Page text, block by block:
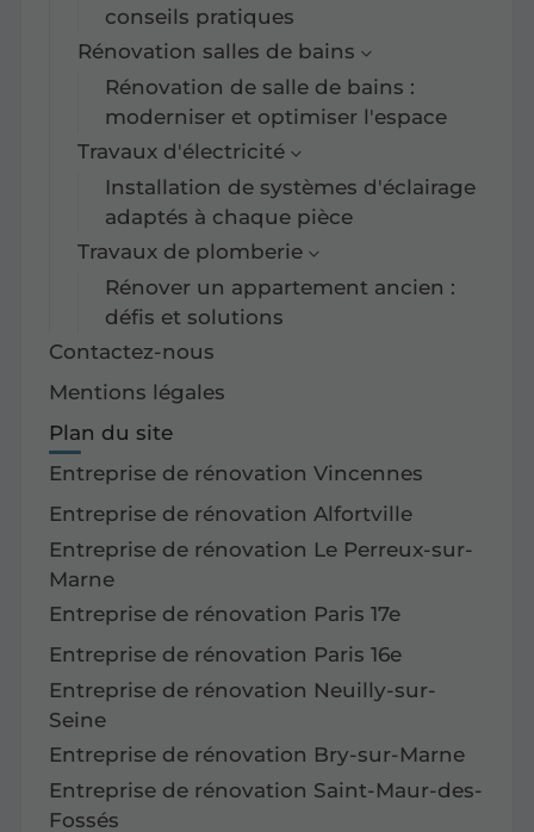
conseils pratiques
Rénovation salles de bains
Rénovation de salle de bains :
moderniser et optimiser l'espace
Travaux d'électricité
Installation de systèmes d'éclairage
adaptés à chaque pièce
Travaux de plomberie
Rénover un appartement ancien :
défis et solutions
Contactez-nous
Mentions légales
Plan du site
Entreprise de rénovation Vincennes
Entreprise de rénovation Alfortville
Entreprise de rénovation Le Perreux-sur-
Marne
Entreprise de rénovation Paris 17e
Entreprise de rénovation Paris 16e
Entreprise de rénovation Neuilly-sur-
Seine
Entreprise de rénovation Bry-sur-Marne
Entreprise de rénovation Saint-Maur-des-
Fossés